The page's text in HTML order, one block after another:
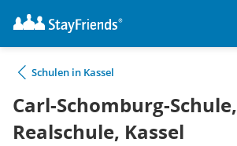
Schulen in Kassel
Carl-Schomburg-Schule,
Realschule, Kassel